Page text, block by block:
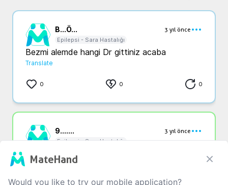
B...Ö...
3 yıl önce
Epilepsi - Sara Hastalığı
Bezmi alemde hangi Dr gittiniz acaba
Translate
0 0 0
9.......
3 yıl önce
Epilepsi - Sara Hastalığı
Kurtulmak ben de çok istedim bi ara
kurtuldumda… 5 sene olmadı sonra geri döndü.
Dünya başıma yıkıldı dedim. Tam her ley rayına
MateHand
Would you like to try our mobile application?